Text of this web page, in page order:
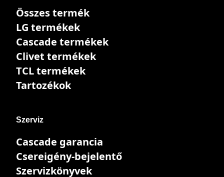
Összes termék
LG termékek
Cascade termékek
Clivet termékek
TCL termékek
Tartozékok
Szerviz
Cascade garancia
Csereigény-bejelentő
Szervizkönyvek